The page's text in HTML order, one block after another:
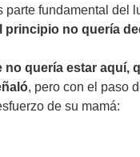
parte fundamental del
principio no quería
no quería estar aquí,
, pero con el paso
de su mamá: